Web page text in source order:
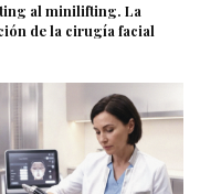
al minilifting. La
de la cirugía facial